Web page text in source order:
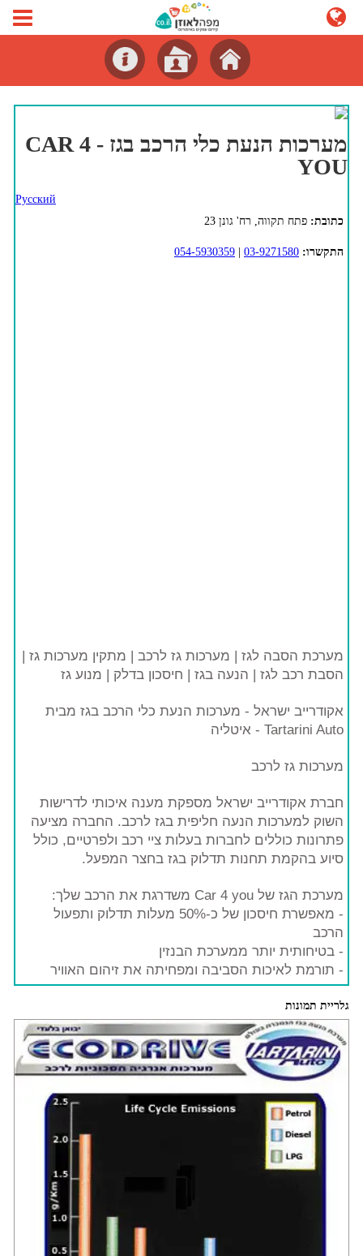
מערכות הנעת כלי הרכב בגז - CAR 4
YOU
Русский
כתובת: פתח תקווה, רח' גונן 23
התקשרו: 03-9271580
054-5930359
מערכת הסבה לגז | מערכות גז לרכב | מתקין מערכות גז |
הסבת רכב לגז | הנעה בגז | חיסכון בדלק | מנוע גז
אקודרייב ישראל - מערכות הנעת כלי הרכב בגז מבית
Tartarini Auto - איטליה
מערכות גז לרכב
חברת אקודרייב ישראל מספקת מענה איכותי לדרישות
השוק למערכות הנעה חליפית בגז לרכב. החברה מציעה
פתרונות כוללים לחברות בעלות ציי רכב ולפרטיים, כולל
סיוע בהקמת תחנות תדלוק בגז בחצר המפעל.
מערכת הגז של Car 4 you משדרגת את הרכב שלך:
- מאפשרת חיסכון של כ-50% מעלות תדלוק ותפעול
הרכב
- בטיחותית יותר ממערכת הבנזין
- תורמת לאיכות הסביבה ומפחיתה את זיהום האוויר
גלריית תמונות